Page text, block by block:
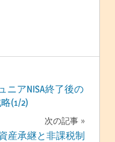
ニアNISA終了後の
(1/2)
次の記事
産承継と非課税制